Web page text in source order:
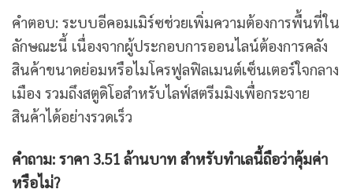
คำตอบ: ระบบอีคอมเมิร์ซช่วยเพิ่มความต้องการพื้นที่ใน
ลักษณะนี้ เนื่องจากผู้ประกอบการออนไลน์ต้องการคลัง
สินค้าขนาดย่อมหรือไมโครฟูลฟิลเมนต์เซ็นเตอร์ใจกลาง
เมือง รวมถึงสตูดิโอสำหรับไลฟ์สตรีมมิงเพื่อกระจาย
สินค้าได้อย่างรวดเร็ว
คำถาม: ราคา 3.51 ล้านบาท สำหรับทำเลนี้ถือว่าคุ้มค่า
หรือไม่?